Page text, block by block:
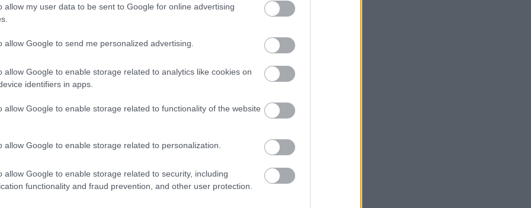
allow my user data to be sent to Google for online advertising
allow Google to send me personalized advertising.
allow Google to enable storage related to analytics like cookies on
identifiers in apps.
allow Google to enable storage related to functionality of the website
allow Google to enable storage related to personalization.
allow Google to enable storage related to security, including
functionality and fraud prevention, and other user protection.